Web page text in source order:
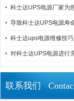
科士达UPS电源厂家为
导致科士达UPS电源寿
科士达ups电源维修技
对科士达UPS电源进行
联系我们